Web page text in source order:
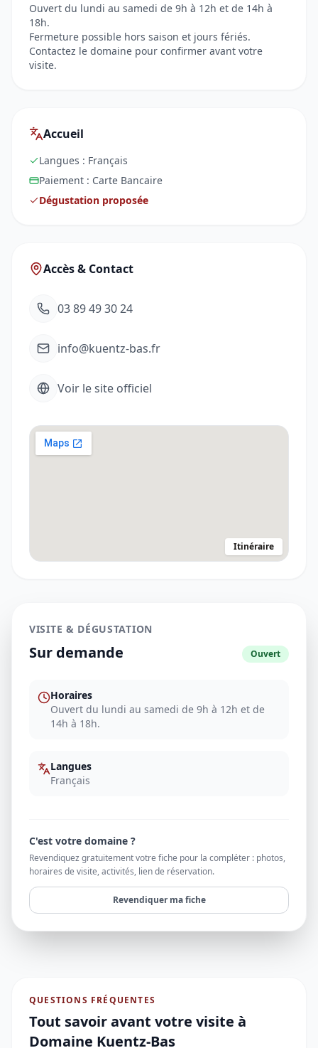
Ouvert du lundi au samedi de 9h à 12h et de 14h à
18h.
Fermeture possible hors saison et jours fériés.
Contactez le domaine pour confirmer avant votre
visite.
Accueil
Langues : Français
Paiement : Carte Bancaire
Dégustation proposée
Accès & Contact
03 89 49 30 24
info@kuentz-bas.fr
Voir le site officiel
Itinéraire
VISITE & DÉGUSTATION
Sur demande Ouvert
Horaires
Ouvert du lundi au samedi de 9h à 12h et de
14h à 18h.
Langues
Français
C'est votre domaine ?
Revendiquez gratuitement votre fiche pour la compléter : photos,
horaires de visite, activités, lien de réservation.
Revendiquer ma fiche
QUESTIONS FRÉQUENTES
Tout savoir avant votre visite à
Domaine Kuentz-Bas